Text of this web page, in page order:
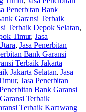
Penerbitan Bank
Garansi Terbaik
Terbaik Depok Selatan,
Timur, Jasa
, Jasa Penerbitan
Bank Garansi
Terbaik Jakarta
Jakarta Selatan, Jasa
, Jasa Penerbitan
Bank Garansi
Terbaik
Terbaik Karawang